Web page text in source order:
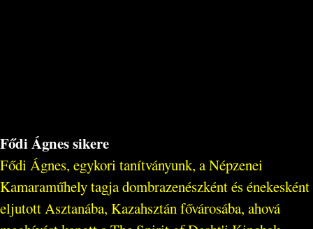
Fődi Ágnes sikere
Fődi Ágnes, egykori tanítványunk, a Népzenei
Kamaraműhely tagja dombrazenészként és énekesként
eljutott Asztanába, Kazahsztán fővárosába, ahová